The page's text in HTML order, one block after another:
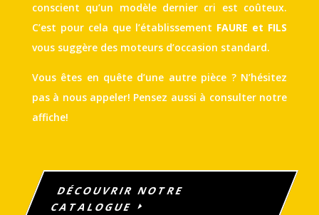
conscient qu’un modèle dernier cri est coûteux.
C’est pour cela que l’établissement FAURE et FILS
vous suggère des moteurs d’occasion standard.
Vous êtes en quête d’une autre pièce ? N’hésitez
pas à nous appeler! Pensez aussi à consulter notre
affiche!
DÉCOUVRIR NOTRE
CATALOGUE